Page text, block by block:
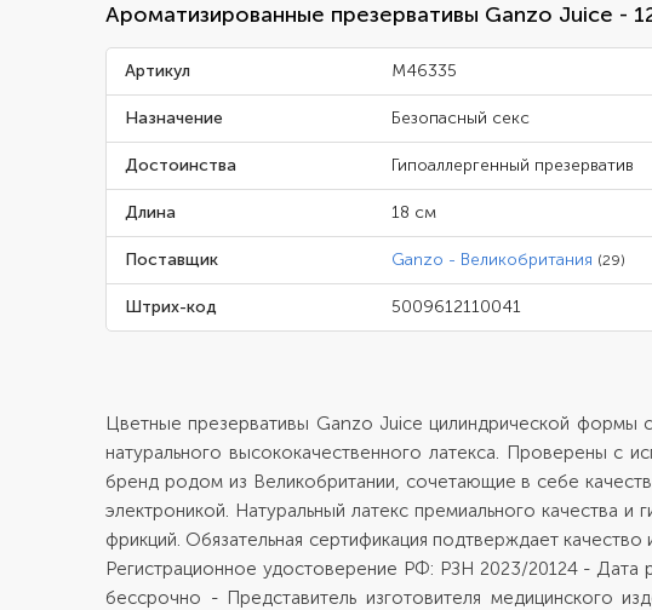
Ароматизированные презервативы Ganzo Juice -
Артикул M46335
Назначение Безопасный секс
Достоинства Гипоаллергенный презерватив
Длина 18 см
Поставщик Ganzo - Великобритания (29)
Штрих-код 5009612110041
Цветные презервативы Ganzo Juice цилиндрической формы
натурального высококачественного латекса. Проверены с
бренд родом из Великобритании, сочетающие в себе
электроникой. Натуральный латекс премиального качества
фрикций. Обязательная сертификация подтверждает
Регистрационное удостоверение РФ: РЗН 2023/20124 - Дата
бессрочно - Представитель изготовителя медицинского